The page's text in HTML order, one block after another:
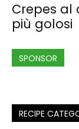
Crepes al
più golosi
SPONSOR
RECIPE